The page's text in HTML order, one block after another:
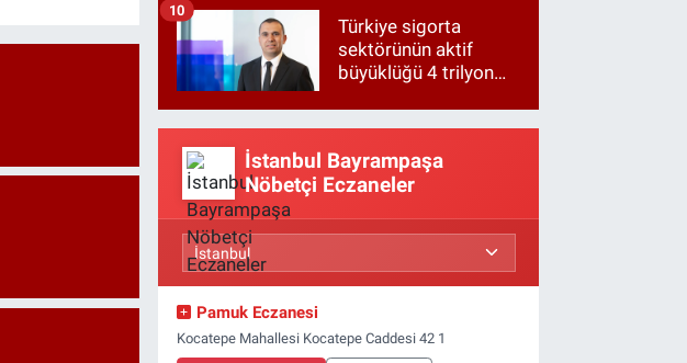
Türkiye sigorta
sektörünün aktif
büyüklüğü 4 trilyon
10
İstanbul Bayrampaşa
Nöbetçi Eczaneler
Pamuk Eczanesi
Kocatepe Mahallesi Kocatepe Caddesi 42 1